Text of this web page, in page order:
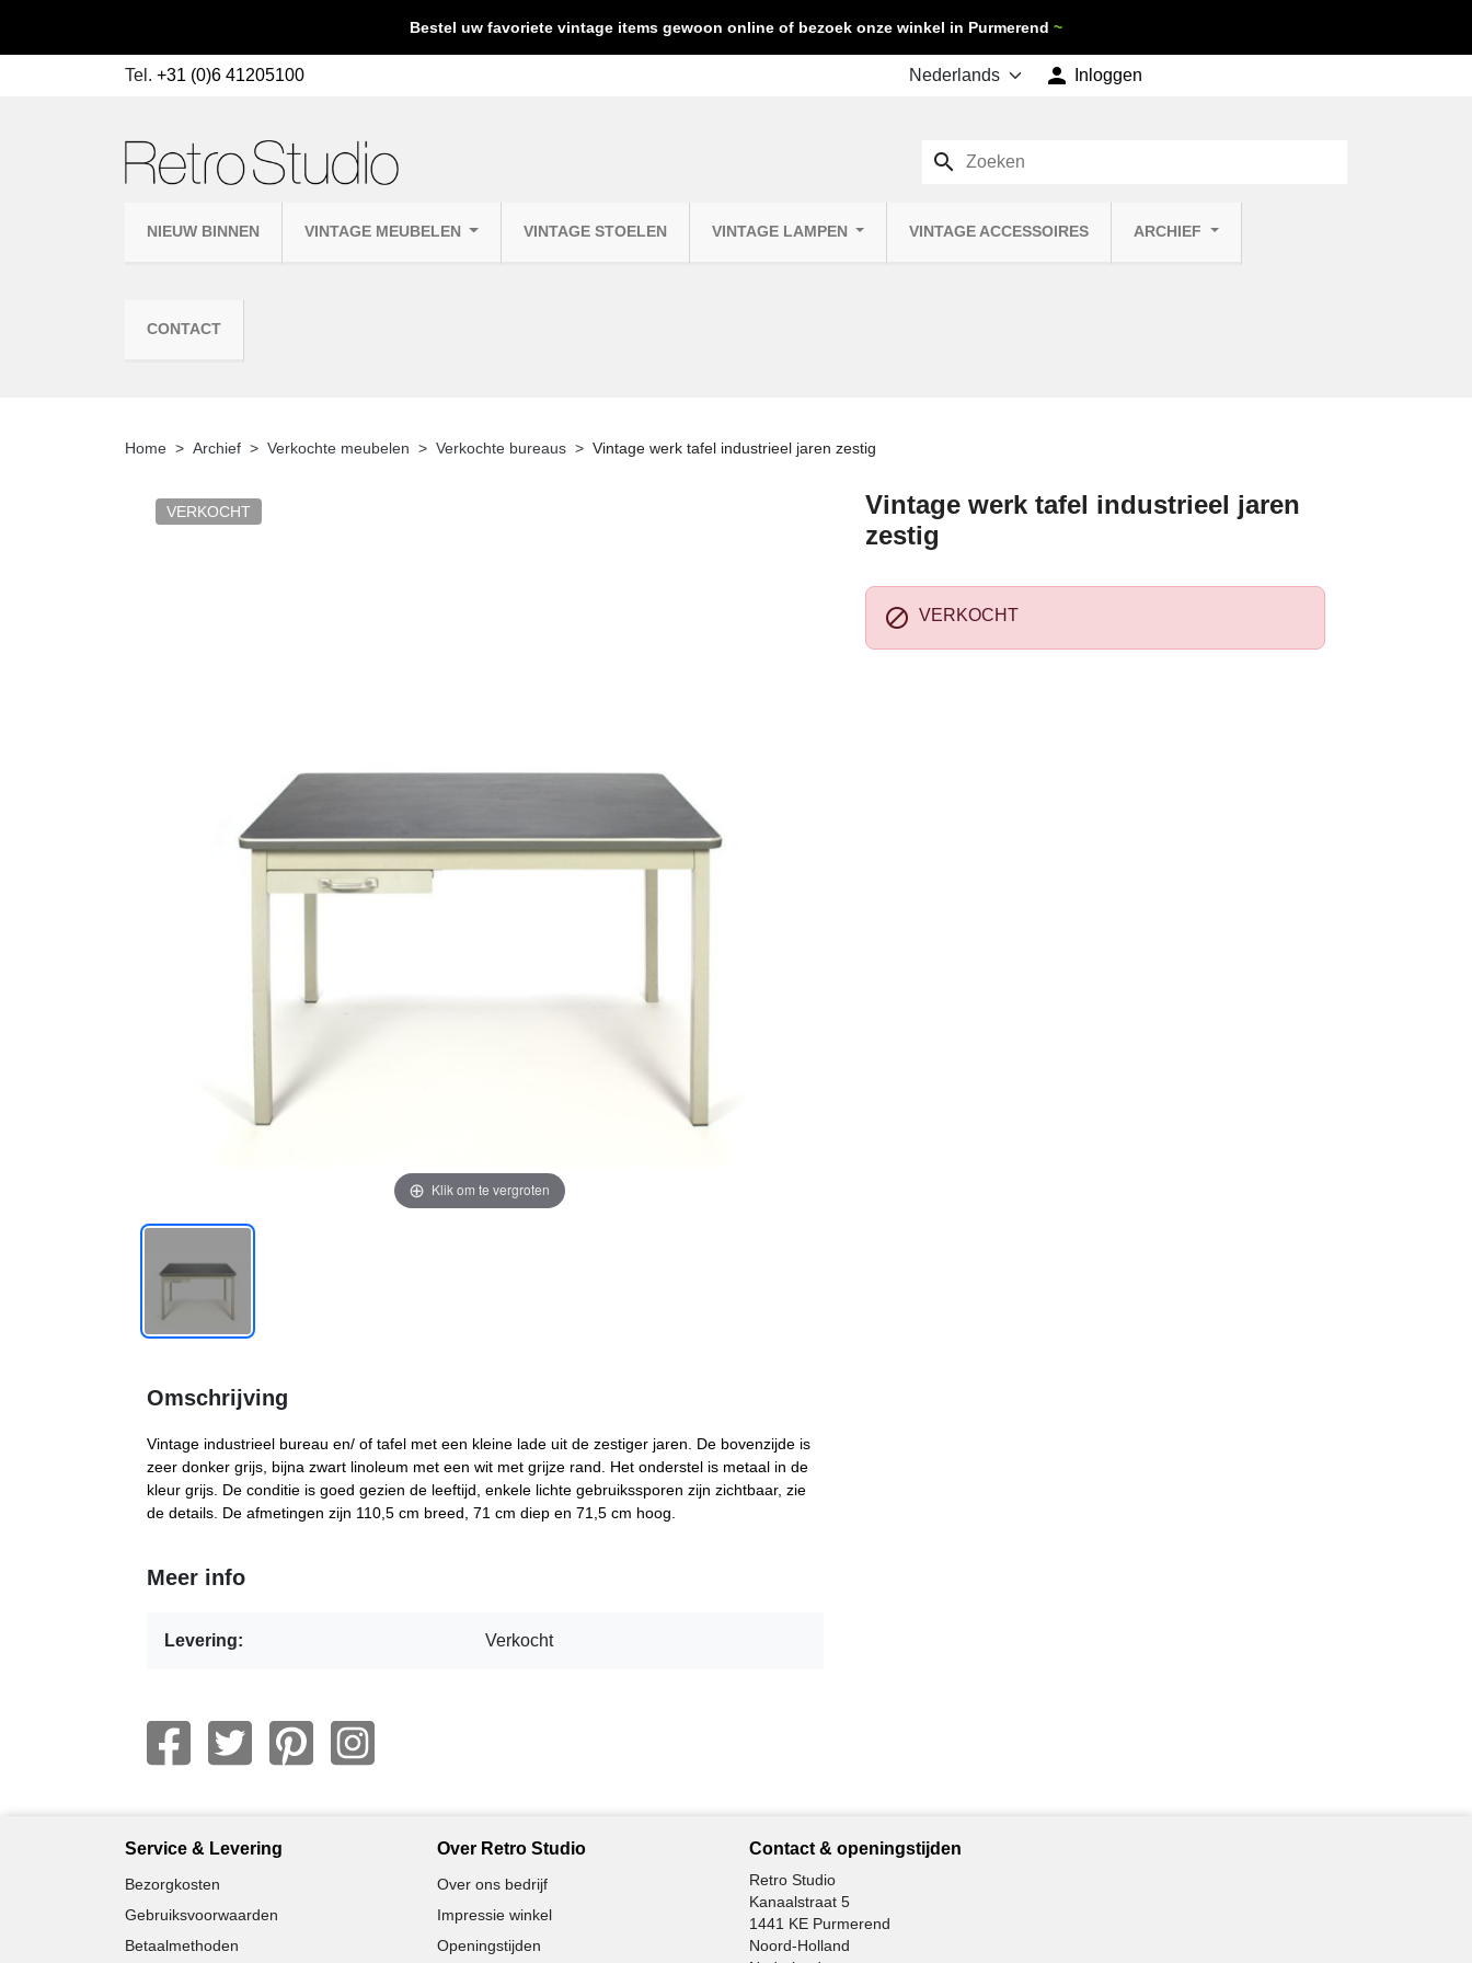
Bestel uw favoriete vintage items gewoon online of bezoek onze winkel in Purmerend ~
Tel. +31 (0)6 41205100  Inloggen
NIEUW BINNEN VINTAGE MEUBELEN VINTAGE STOELEN VINTAGE LAMPEN VINTAGE ACCESSOIRES ARCHIEF
CONTACT
search
Home Archief Verkochte meubelen Verkochte bureaus Vintage werk tafel industrieel jaren zestig
VERKOCHT
Klik om te vergroten
Vintage werk tafel industrieel jaren
zestig
 VERKOCHT
Omschrijving
Vintage industrieel bureau en/ of tafel met een kleine lade uit de zestiger jaren. De bovenzijde is
zeer donker grijs, bijna zwart linoleum met een wit met grijze rand. Het onderstel is metaal in de
kleur grijs. De conditie is goed gezien de leeftijd, enkele lichte gebruikssporen zijn zichtbaar, zie
de details. De afmetingen zijn 110,5 cm breed, 71 cm diep en 71,5 cm hoog.
Meer info
Levering: Verkocht
Service & Levering
Bezorgkosten
Gebruiksvoorwaarden
Betaalmethoden
Over Retro Studio
Over ons bedrijf
Impressie winkel
Openingstijden
Contact & openingstijden
Retro Studio
Kanaalstraat 5
1441 KE Purmerend
Noord-Holland